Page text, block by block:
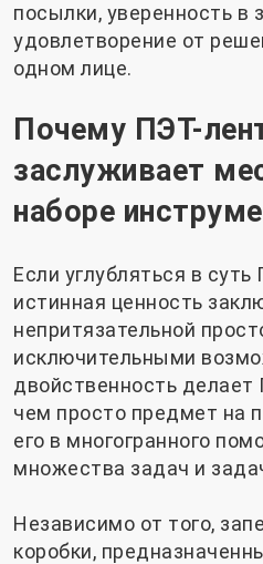
посылки, уверенность в
удовлетворение от
одном лице.
Почему ПЭТ-
заслуживает
наборе
Если углубляться в
истинная ценность
непритязательной
исключительными
двойственность
чем просто предмет на
его в многогранного
множества задач и
Независимо от того,
коробки,